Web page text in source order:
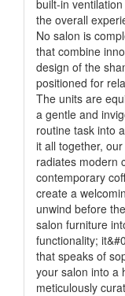
built-in
the overall
No salon is
that combine
design of the
positioned for
The units are
a gentle and
routine task into
it all together,
radiates modern
contemporary
create a
unwind before
salon furniture
functionality;
that speaks of
your salon into a
meticulously